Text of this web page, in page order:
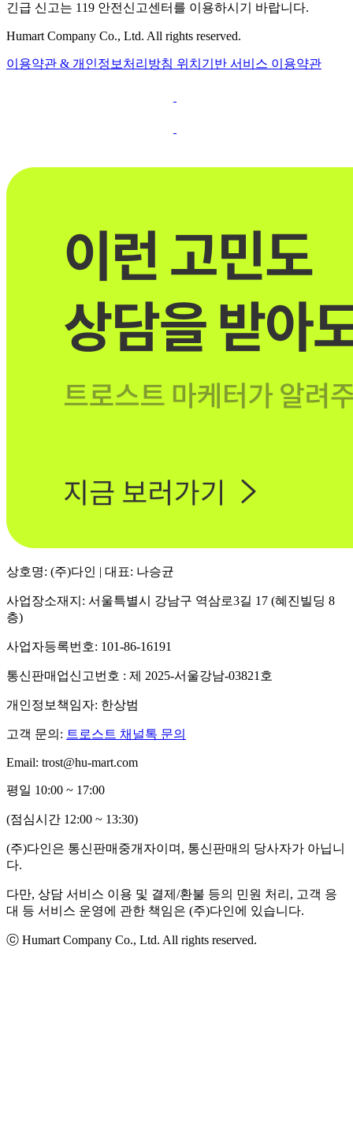
긴급 신고는 119 안전신고센터를 이용하시기 바랍니다.
Humart Company Co., Ltd. All rights reserved.
이용약관 & 개인정보처리방침 위치기반 서비스 이용약관
상호명: (주)다인 | 대표: 나승균
사업장소재지: 서울특별시 강남구 역삼로3길 17 (혜진빌딩 8
층)
사업자등록번호: 101-86-16191
통신판매업신고번호 : 제 2025-서울강남-03821호
개인정보책임자: 한상범
고객 문의: 트로스트 채널톡 문의
Email: trost@hu-mart.com
평일 10:00 ~ 17:00
(점심시간 12:00 ~ 13:30)
(주)다인은 통신판매중개자이며, 통신판매의 당사자가 아닙니
다.
다만, 상담 서비스 이용 및 결제/환불 등의 민원 처리, 고객 응
대 등 서비스 운영에 관한 책임은 (주)다인에 있습니다.
ⓒ Humart Company Co., Ltd. All rights reserved.